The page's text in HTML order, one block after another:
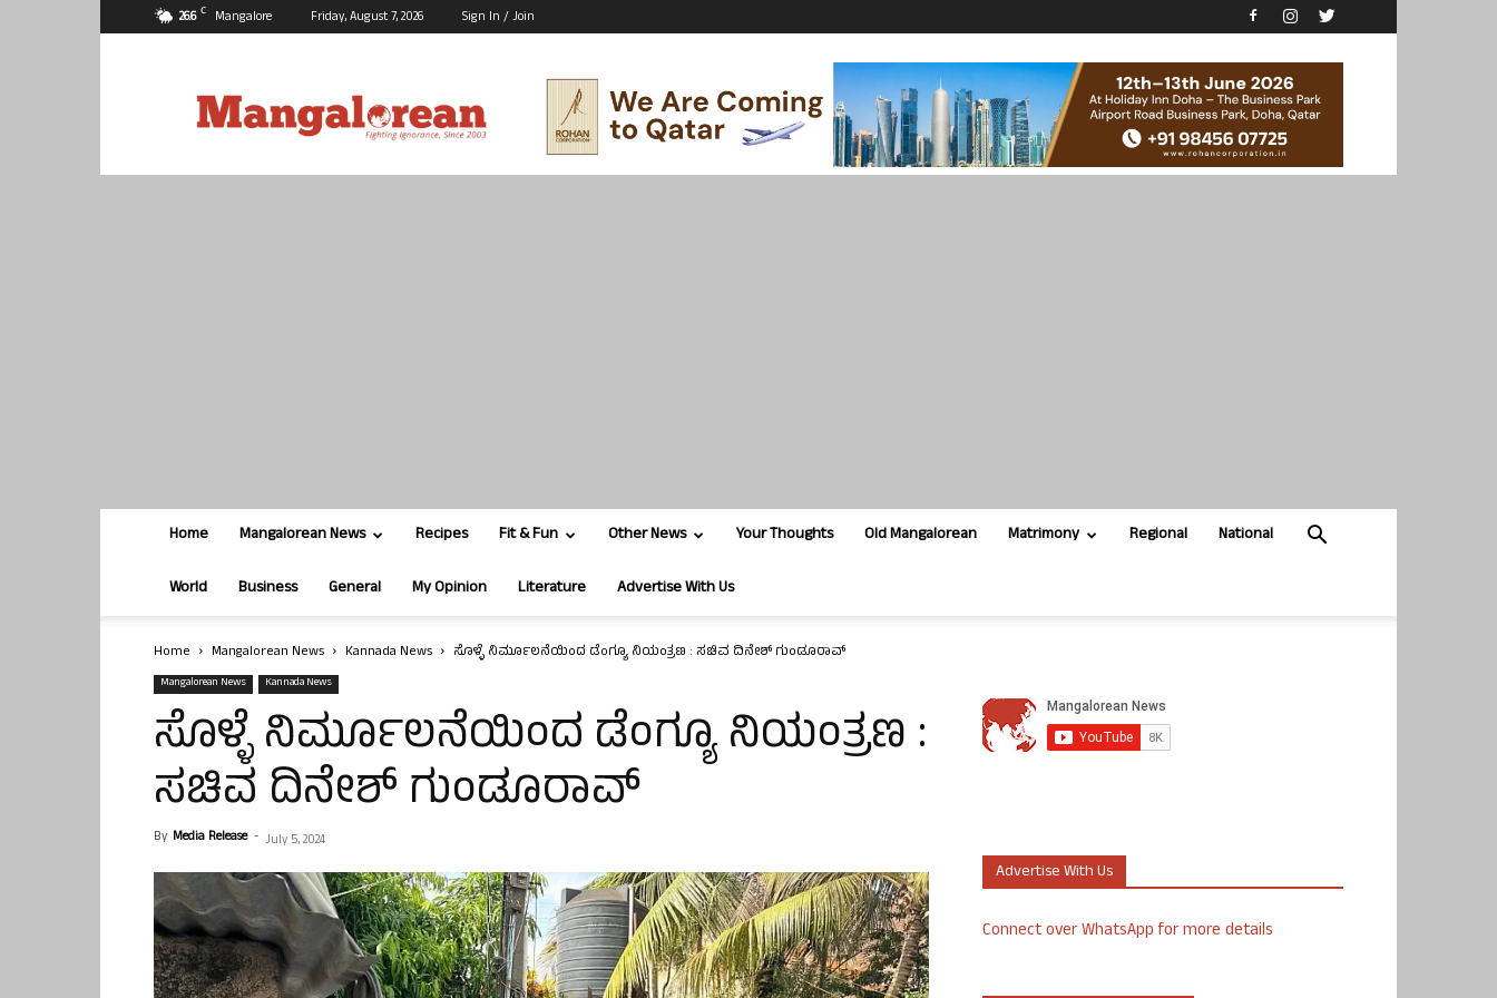
26.6 C Mangalore Friday, August 7, 2026 Sign In / Join
Home Mangalorean News Recipes Fit & Fun Other News Your Thoughts Old Mangalorean Matrimony Regional National
World Business General My Opinion Literature Advertise With Us
Home Mangalorean News Kannada News ಸೊಳ್ಳೆ ನಿರ್ಮೂಲನೆಯಿಂದ ಡೆಂಗ್ಯೂ ನಿಯಂತ್ರಣ : ಸಚಿವ ದಿನೇಶ್ ಗುಂಡೂರಾವ್
Mangalorean News Kannada News
ಸೊಳ್ಳೆ ನಿರ್ಮೂಲನೆಯಿಂದ ಡೆಂಗ್ಯೂ ನಿಯಂತ್ರಣ :
ಸಚಿವ ದಿನೇಶ್ ಗುಂಡೂರಾವ್
By Media Release - July 5, 2024
Advertise With Us
Connect over WhatsApp for more details